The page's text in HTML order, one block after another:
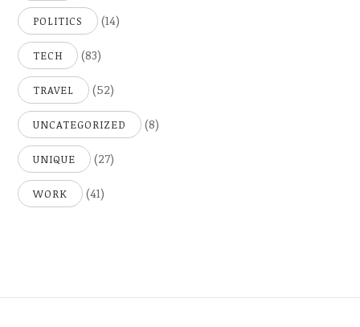
POLITICS (14)
TECH (83)
TRAVEL (52)
UNCATEGORIZED (8)
UNIQUE (27)
WORK (41)